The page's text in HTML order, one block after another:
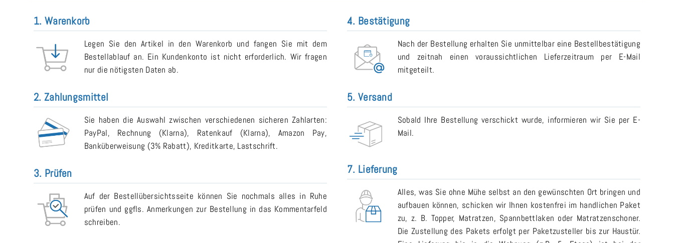
1. Warenkorb
Legen Sie den Artikel in den Warenkorb und fangen Sie mit dem
Bestellablauf an. Ein Kundenkonto ist nicht erforderlich. Wir fragen
nur die nötigsten Daten ab.
2. Zahlungsmittel
Sie haben die Auswahl zwischen verschiedenen sicheren Zahlarten:
PayPal, Rechnung (Klarna), Ratenkauf (Klarna), Amazon Pay,
Banküberweisung (3% Rabatt), Kreditkarte, Lastschrift.
3. Prüfen
Auf der Bestellübersichtsseite können Sie nochmals alles in Ruhe
prüfen und ggfls. Anmerkungen zur Bestellung in das Kommentarfeld
schreiben.
4. Bestätigung
Nach der Bestellung erhalten Sie unmittelbar eine Bestellbestätigung
und zeitnah einen voraussichtlichen Lieferzeitraum per E-Mail
mitgeteilt.
5. Versand
Sobald Ihre Bestellung verschickt wurde, informieren wir Sie per E-
Mail.
7. Lieferung
Alles, was Sie ohne Mühe selbst an den gewünschten Ort bringen und
aufbauen können, schicken wir Ihnen kostenfrei im handlichen Paket
zu, z. B. Topper, Matratzen, Spannbettlaken oder Matratzenschoner.
Die Zustellung des Pakets erfolgt per Paketzusteller bis zur Haustür.